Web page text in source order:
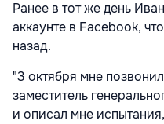
Ранее в тот же день
аккаунте в Facebook,
назад.
"3 октября мне
заместитель
и описал мне